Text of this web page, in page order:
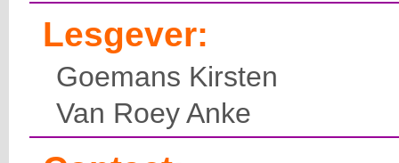
Lesgever:
Goemans Kirsten
Van Roey Anke